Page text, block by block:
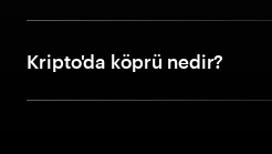
Kripto'da köprü nedir?